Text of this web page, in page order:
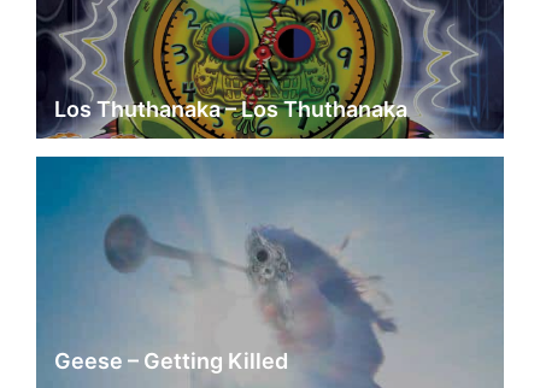
Los Thuthanaka – Los Thuthanaka
Geese – Getting Killed